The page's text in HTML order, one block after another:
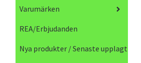
Varumärken
REA/Erbjudanden
Nya produkter / Senaste upplagt